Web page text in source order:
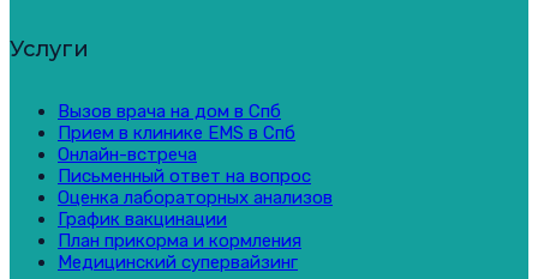
Услуги
Вызов врача на дом в Спб
Прием в клинике EMS в Спб
Онлайн-встреча
Письменный ответ на вопрос
Оценка лабораторных анализов
График вакцинации
План прикорма и кормления
Медицинский супервайзинг